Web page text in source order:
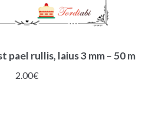
pael rullis, laius 3 mm – 50 m
2.00€